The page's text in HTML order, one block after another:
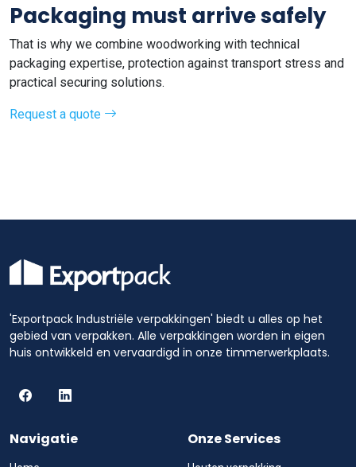
Packaging must arrive safely
That is why we combine woodworking with technical
packaging expertise, protection against transport stress and
practical securing solutions.
Request a quote
'Exportpack Industriële verpakkingen' biedt u alles op het
gebied van verpakken. Alle verpakkingen worden in eigen
huis ontwikkeld en vervaardigd in onze timmerwerkplaats.
Navigatie Onze Services